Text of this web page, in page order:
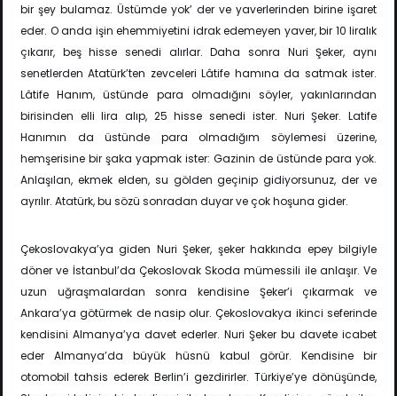
bir şey bulamaz. Üstümde yok’ der ve yaverlerinden birine işaret
eder. O anda işin ehemmiyetini idrak edemeyen yaver, bir 10 liralık
çıkarır, beş hisse senedi alırlar. Daha sonra Nuri Şeker, aynı
senetlerden Atatürk’ten zevceleri Lâtife hamına da satmak ister.
Lâtife Hanım, üstünde para olmadığını söyler, yakınlarından
birisinden elli lira alıp, 25 hisse senedi ister. Nuri Şeker. Latife
Hanımın da üstünde para olmadığım söylemesi üzerine,
hemşerisine bir şaka yapmak ister: Gazinin de üstünde para yok.
Anlaşılan, ekmek elden, su gölden geçinip gidiyorsunuz, der ve
ayrılır. Atatürk, bu sözü sonradan duyar ve çok hoşuna gider.
Çekoslovakya’ya giden Nuri Şeker, şeker hakkında epey bilgiyle
döner ve İstanbul’da Çekoslovak Skoda mümessili ile anlaşır. Ve
uzun uğraşmalardan sonra kendisine Şeker’i çıkarmak ve
Ankara’ya götürmek de nasip olur. Çekoslovakya ikinci seferinde
kendisini Almanya’ya davet ederler. Nuri Şeker bu davete icabet
eder Almanya’da büyük hüsnü kabul görür. Kendisine bir
otomobil tahsis ederek Berlin’i gezdirirler. Türkiye’ye dönüşünde,